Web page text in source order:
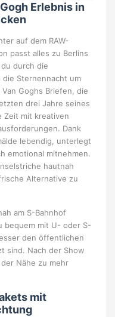
Erlebnis in
auf dem RAW-
passt alles zu Berlins
durch die
Sternennacht um
Goghs Briefen, die
drei Jahre seines
Zeit mit kreativen
Dank
lebendig, unterlegt
emotional mitnehmen.
hautnah
Alternative zu
am S-Bahnhof
bequem mit U- oder S-
den öffentlichen
sind. Nach der Show
Nähe zu mehr
mit